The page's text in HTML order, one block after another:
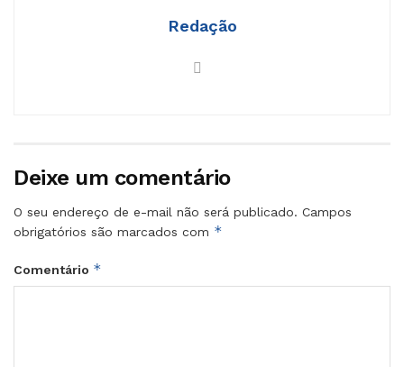
Redação
Deixe um comentário
O seu endereço de e-mail não será publicado. Campos
obrigatórios são marcados com *
Comentário *